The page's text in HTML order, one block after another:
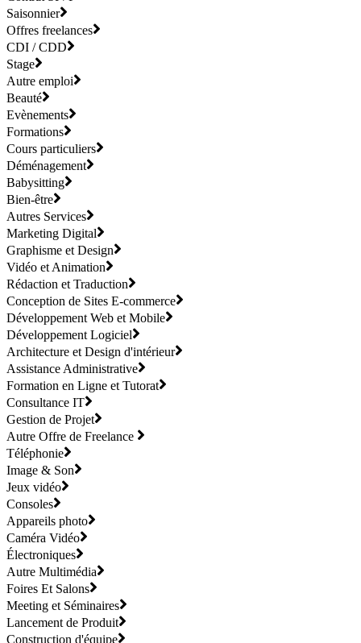
Saisonnier
Offres freelances
CDI / CDD
Stage
Autre emploi
Beauté
Evènements
Formations
Cours particuliers
Déménagement
Babysitting
Bien-être
Autres Services
Marketing Digital
Graphisme et Design
Vidéo et Animation
Rédaction et Traduction
Conception de Sites E-commerce
Développement Web et Mobile
Développement Logiciel
Architecture et Design d'intérieur
Assistance Administrative
Formation en Ligne et Tutorat
Consultance IT
Gestion de Projet
Autre Offre de Freelance
Téléphonie
Image & Son
Jeux vidéo
Consoles
Appareils photo
Caméra Vidéo
Électroniques
Autre Multimédia
Foires Et Salons
Meeting et Séminaires
Lancement de Produit
Construction d'équipe